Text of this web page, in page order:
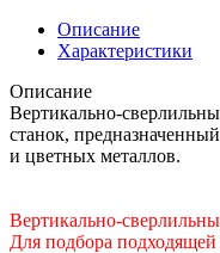
Описание
Характеристики
Описание
Вертикально-
станок,
и цветных металлов.
Вертикально-
Для подбора